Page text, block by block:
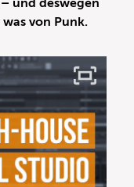
und deswegen
von Punk.